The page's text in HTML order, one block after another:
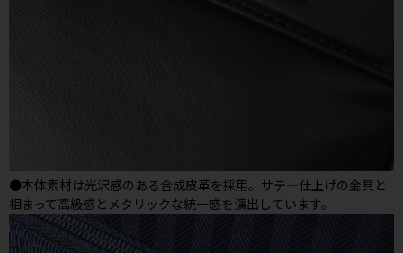
●本体素材は光沢感のある合成皮革を採用。サテ―仕上げの金具と
相まって高級感とメタリックな統一感を演出しています。